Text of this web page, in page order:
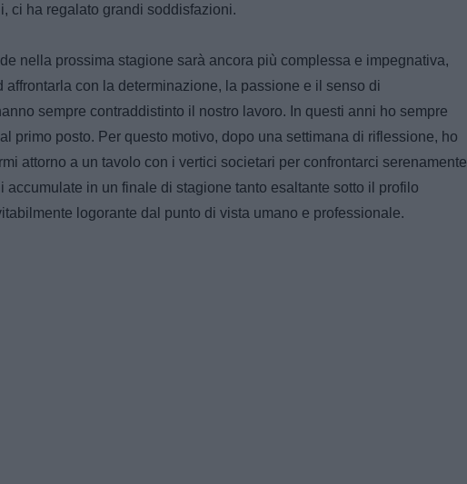
ci ha regalato grandi soddisfazioni.
nella prossima stagione sarà ancora più complessa e impegnativa,
affrontarla con la determinazione, la passione e il senso di
sempre contraddistinto il nostro lavoro. In questi anni ho sempre
primo posto. Per questo motivo, dopo una settimana di riflessione, ho
attorno a un tavolo con i vertici societari per confrontarci serenamente
accumulate in un finale di stagione tanto esaltante sotto il profilo
logorante dal punto di vista umano e professionale.